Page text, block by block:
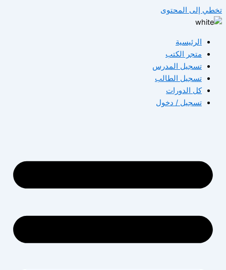
تخطي إلى المحتوى
الرئيسية
متجر الكتب
تسجيل المدرس
تسجيل الطالب
كل الدورات
تسجيل / دخول